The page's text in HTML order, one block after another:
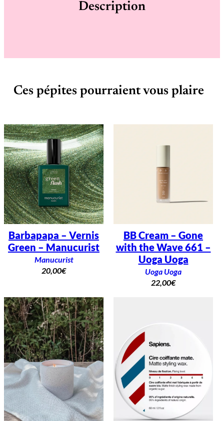
Description
Ces pépites pourraient vous plaire
Barbapapa – Vernis
Green – Manucurist
Manucurist
20,00€
BB Cream – Gone
with the Wave 661 –
Uoga Uoga
Uoga Uoga
22,00€